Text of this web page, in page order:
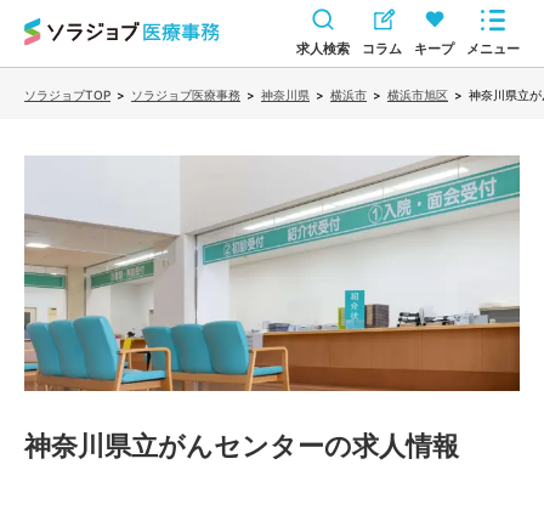
求人検索 コラム キープ メニュー
ソラジョブTOP > ソラジョブ医療事務 > 神奈川県 > 横浜市 > 横浜市旭区 > 神奈川県立
神奈川県立がんセンターの求人情報